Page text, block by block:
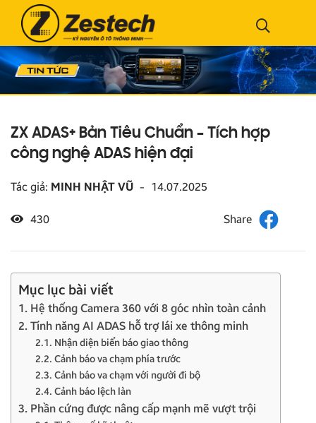
ZX ADAS+ Bản Tiêu Chuẩn – Tích hợp
công nghệ ADAS hiện đại
Tác giả: MINH NHẬT VŨ - 14.07.2025
430
Mục lục bài viết
1. Hệ thống Camera 360 với 8 góc nhìn toàn cảnh
2. Tính năng AI ADAS hỗ trợ lái xe thông minh
2.1. Nhận diện biển báo giao thông
2.2. Cảnh báo va chạm phía trước
2.3. Cảnh báo va chạm với người đi bộ
2.4. Cảnh báo lệch làn
3. Phần cứng được nâng cấp mạnh mẽ vượt trội